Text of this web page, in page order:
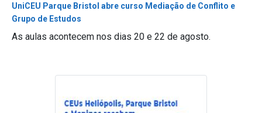
UniCEU Parque Bristol abre curso Mediação de Conflito e
Grupo de Estudos
As aulas acontecem nos dias 20 e 22 de agosto.